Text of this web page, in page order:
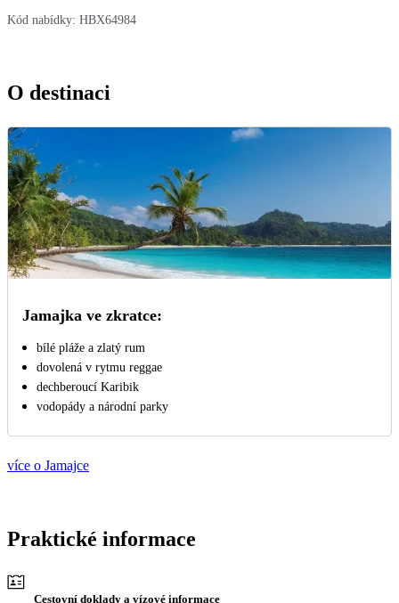
Kód nabídky: HBX64984
O destinaci
Jamajka ve zkratce:
bílé pláže a zlatý rum
dovolená v rytmu reggae
dechberoucí Karibik
vodopády a národní parky
více o Jamajce
Praktické informace
Cestovní doklady a vízové informace